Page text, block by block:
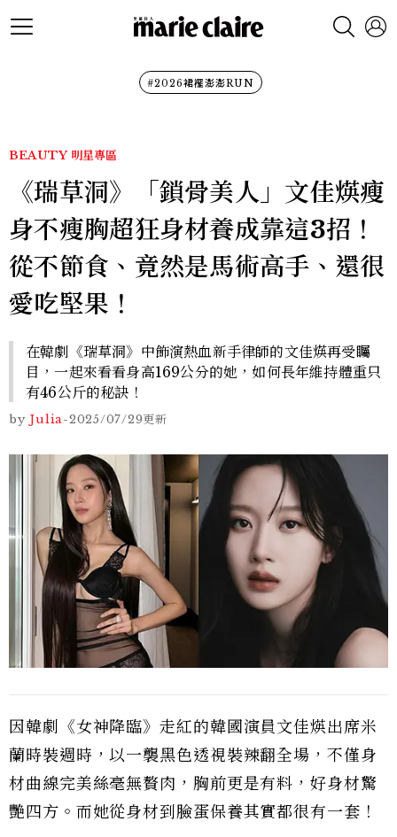
#2026裙襬澎澎RUN
BEAUTY 明星專區
《瑞草洞》「鎖骨美人」文佳煐瘦
身不瘦胸超狂身材養成靠這3招！
從不節食、竟然是馬術高手、還很
愛吃堅果！
在韓劇《瑞草洞》中飾演熱血新手律師的文佳煐再受矚
目，一起來看看身高169公分的她，如何長年維持體重只
有46公斤的秘訣！
by Julia-2025/07/29更新
因韓劇《女神降臨》走紅的韓國演員文佳煐出席米
蘭時裝週時，以一襲黑色透視裝辣翻全場，不僅身
材曲線完美絲毫無贅肉，胸前更是有料，好身材驚
艷四方。而她從身材到臉蛋保養其實都很有一套！